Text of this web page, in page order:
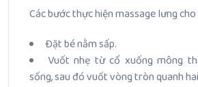
Các bước thực hiện massage lưng
Đặt bé nằm sấp.
Vuốt nhẹ từ cổ xuống mông
sống, sau đó vuốt vòng tròn quanh